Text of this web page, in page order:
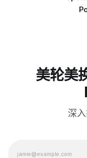
美轮美
深